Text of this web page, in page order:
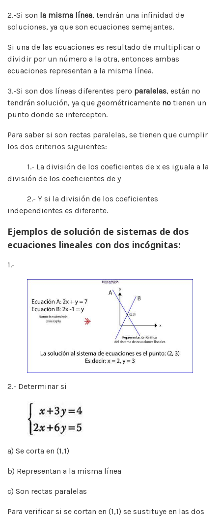
2.-Si son la misma línea, tendrán una infinidad de
soluciones, ya que son ecuaciones semejantes.
Si una de las ecuaciones es resultado de multiplicar o
dividir por un número a la otra, entonces ambas
ecuaciones representan a la misma línea.
3.-Si son dos líneas diferentes pero paralelas, están no
tendrán solución, ya que geométricamente no tienen un
punto donde se intercepten.
Para saber si son rectas paralelas, se tienen que cumplir
los dos criterios siguientes:
1.- La división de los coeficientes de x es iguala a la
división de los coeficientes de y
2.- Y si la división de los coeficientes
independientes es diferente.
Ejemplos de solución de sistemas de dos
ecuaciones lineales con dos incógnitas:
1.-
2.- Determinar si
a) Se corta en (1,1)
b) Representan a la misma línea
c) Son rectas paralelas
Para verificar si se cortan en (1,1) se sustituye en las dos